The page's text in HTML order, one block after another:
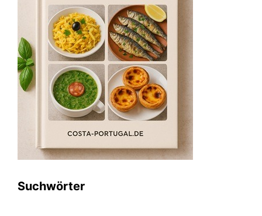
Suchwörter